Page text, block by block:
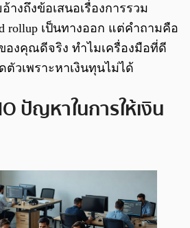
างถึงข้อเสนอเรื่องการรวม
rollup เป็นทางออก แต่คำถามคือ
องคุณดีจริง ทำไมเครื่องมือที่ดี
วเพราะหาเงินทุนไม่ได้
ปัญหาในการให้เงิน